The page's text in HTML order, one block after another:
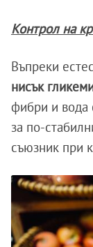
Контрол на
Въпреки
нисък
фибри и вода
за по-
съюзник при